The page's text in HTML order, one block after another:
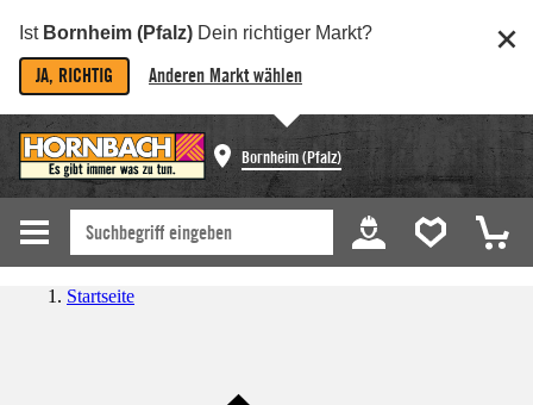
Ist Bornheim (Pfalz) Dein richtiger Markt?
JA, RICHTIG Anderen Markt wählen
Bornheim (Pfalz)
Startseite